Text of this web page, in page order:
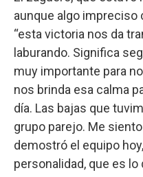
aunque algo impreciso
“esta victoria nos da
laburando. Significa
muy importante para
nos brinda esa calma
día. Las bajas que
grupo parejo. Me
demostró el equipo
personalidad, que es lo